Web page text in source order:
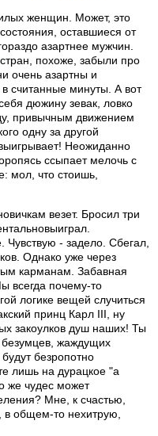
женщин. Может, это
оставшиеся от
азартнее мужчин.
похоже, забыли про
очень азартны и
считанные минуты. А вот
дюжину зевак, ловко
привычным движением
одну за другой
Неожиданно
ссыпает мелочь с
мол, что стоишь,
везет. Бросил три
Чувствую - задело. Сбегал,
Однако уже через
карманам. Забавная
всегда почему-то
логике вещей случиться
принц Карл III, ну
закоулков душ наших! Ты
жаждущих
безропотно
лишь на дурацкое "а
же чудес может
Мне, к счастью,
в общем-то нехитрую,